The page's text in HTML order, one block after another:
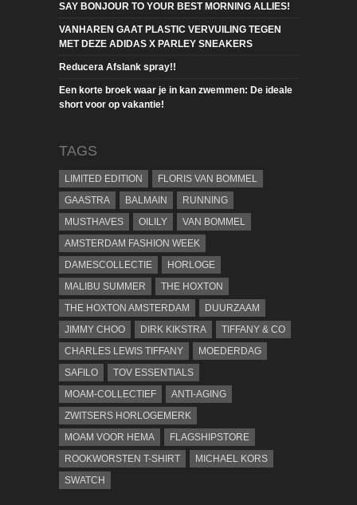
SAY BONJOUR TO YOUR BEST MORNING ALLIES!
VANHAREN GAAT PLASTIC VERVUILING TEGEN
MET DEZE ADIDAS X PARLEY SNEAKERS
Reducera Afslank spray!!
Een korte broek waar je in kan zwemmen: De ideale
short voor op vakantie!
TAGS
LIMITED EDITION
FLORIS VAN BOMMEL
GAASTRA
BALMAIN
RUNNING
MUSTHAVES
OILILY
VAN BOMMEL
AMSTERDAM FASHION WEEK
DAMESCOLLECTIE
HORLOGE
MALIBU SUMMER
THE HOXTON
THE HOXTON AMSTERDAM
DUURZAAM
JIMMY CHOO
DIRK KIKSTRA
TIFFANY & CO
CHARLES LEWIS TIFFANY
MOEDERDAG
SAFILO
TOV ESSENTIALS
MOAM-COLLECTIEF
ANTI-AGING
ZWITSERS HORLOGEMERK
MOAM VOOR HEMA
FLAGSHIPSTORE
ROOKWORSTEN T-SHIRT
MICHAEL KORS
SWATCH